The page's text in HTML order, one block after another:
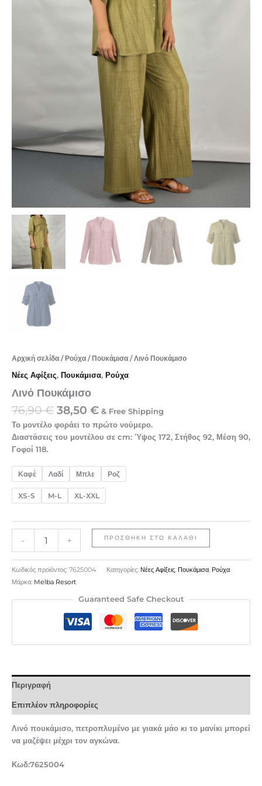
Αρχική σελίδα / Ρούχα / Πουκάμισα / Λινό Πουκάμισο
Νέες Αφίξεις, Πουκάμισα, Ρούχα
Λινό Πουκάμισο
76,90€ 38,50 € & Free Shipping
Το μοντέλο φοράει το πρώτο νούμερο.
Διαστάσεις του μοντέλου σε cm: Ύψος 172, Στήθος 92, Μέση 90,
Γοφοί 118.
Καφέ Λαδί Μπλε Ροζ
XS-S M-L XL-XXL
- + ΠΡΟΣΘΉΚΗ ΣΤΟ ΚΑΛΆΘΙ
Κωδικός προϊόντος: 7625004 Κατηγορίες: Νέες Αφίξεις, Πουκάμισα, Ρούχα
Μάρκα: Melba Resort
Guaranteed Safe Checkout
Περιγραφή
Επιπλέον πληροφορίες
Λινό πουκάμισο, πετροπλυμένο με γιακά μάο κι το μανίκι μπορεί
να μαζέψει μέχρι τον αγκώνα.
Κωδ:7625004